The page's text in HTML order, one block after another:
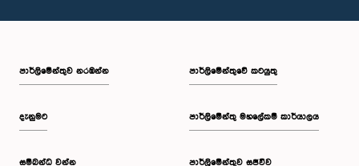
පාර්ලි‌මේන්තුව නරඹන්න
දැනුමට
සම්බන්ධ වන්න
පාර්ලිමේන්තුවේ කටයුතු
පාර්ලිමේන්තු මහලේකම් කාර්යාලය
පාර්ලිමේන්තුව සජීවීව